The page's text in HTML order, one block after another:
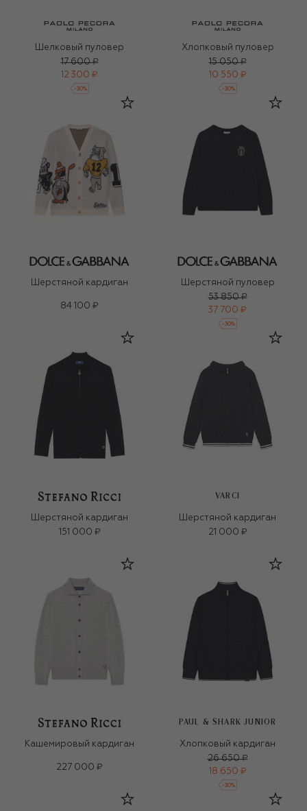
Шелковый пуловер
17 600 ₽
12 300 ₽
-30%
Хлопковый пуловер
15 050 ₽
10 550 ₽
-30%
Шерстяной кардиган
84 100 ₽
Шерстяной пуловер
53 850 ₽
37 700 ₽
-30%
Шерстяной кардиган
151 000 ₽
VARCI
Шерстяной кардиган
21 000 ₽
Кашемировый кардиган
227 000 ₽
PAUL & SHARK JUNIOR
Хлопковый кардиган
26 650 ₽
18 650 ₽
-30%